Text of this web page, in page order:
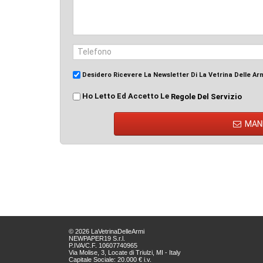
Desidero Ricevere La Newsletter Di La Vetrina Delle
Ho Letto Ed Accetto Le Regole Del Servizio
© 2026 LaVetrinaDelleArmi
NEWPAPER19 S.r.l.
P.IVA/C.F. 10607740965
Via Molise, 3, Locate di Triulzi, MI - Italy
Capitale Sociale: 20.000 € i.v.